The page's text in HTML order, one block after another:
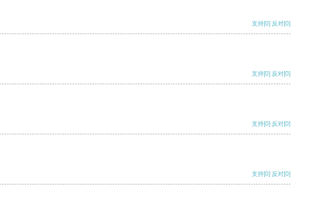
支持[0] 反对[0]
支持[0] 反对[0]
支持[0] 反对[0]
支持[0] 反对[0]